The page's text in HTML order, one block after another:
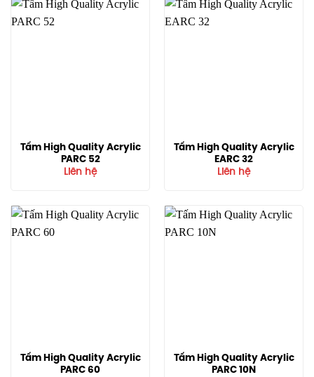
Tấm High Quality Acrylic
PARC 52
Liên hệ
Tấm High Quality Acrylic
EARC 32
Liên hệ
Tấm High Quality Acrylic
PARC 60
Tấm High Quality Acrylic
PARC 10N